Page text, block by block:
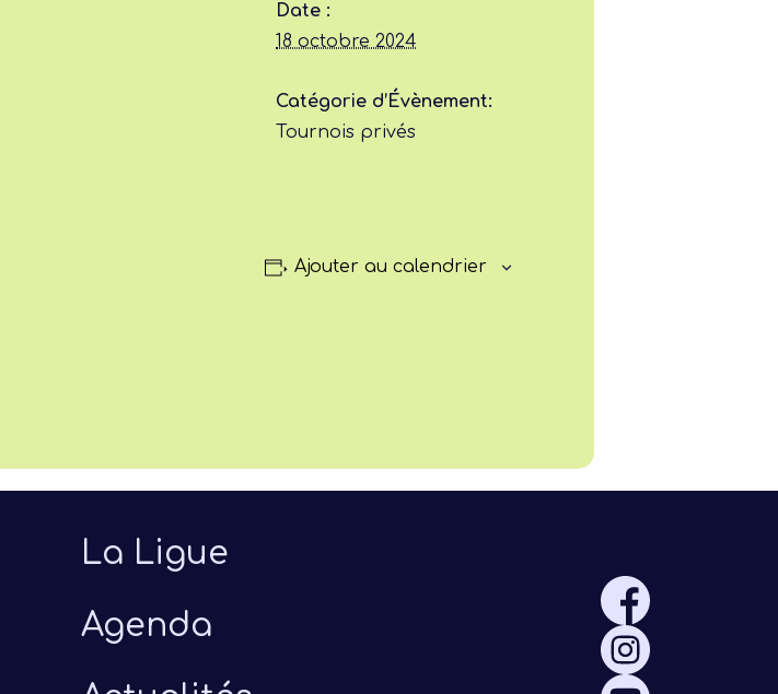
Rayonner
Date :
18 octobre 2024
Catégorie d’Évènement:
Tournois privés
Ajouter au calendrier
La Ligue
Agenda